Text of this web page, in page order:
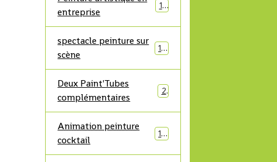
entreprise
17
spectacle peinture sur
scène
19
Deux Paint'Tubes
complémentaires
2
Animation peinture
cocktail
10